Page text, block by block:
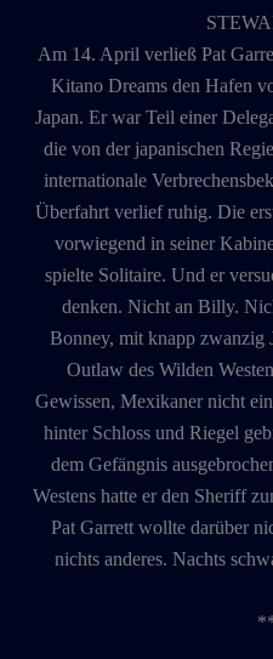
Am 14. April verließ Pat
Kitano Dreams den Hafen
Japan. Er war Teil einer
die von der japanischen
internationale
Überfahrt verlief ruhig. Die
vorwiegend in seiner
spielte Solitaire. Und er
denken. Nicht an Billy.
Bonney, mit knapp zwanzig
Outlaw des Wilden
Gewissen, Mexikaner nicht
hinter Schloss und Riegel
dem Gefängnis
Westens hatte er den Sheriff
Pat Garrett wollte darüber
nichts anderes. Nachts